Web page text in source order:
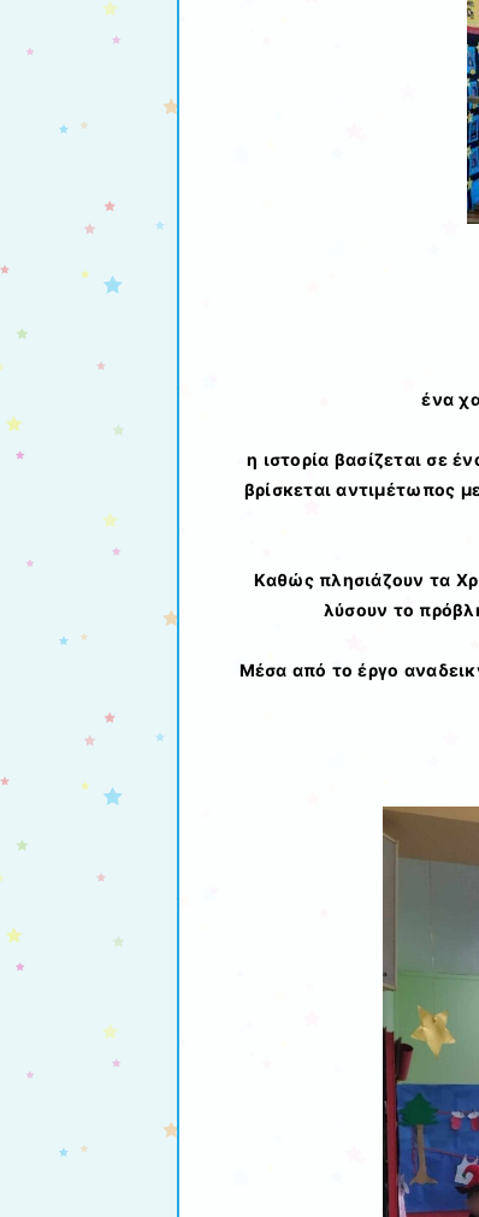
ένα
η ιστορία βασίζεται σε
βρίσκεται αντιμέτωπος
Καθώς πλησιάζουν τα
λύσουν το
Μέσα από το έργο